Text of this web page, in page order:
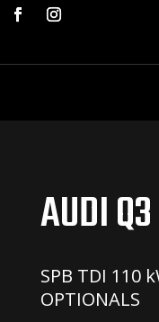
AUDI Q3
SPB TDI 110
OPTIONALS